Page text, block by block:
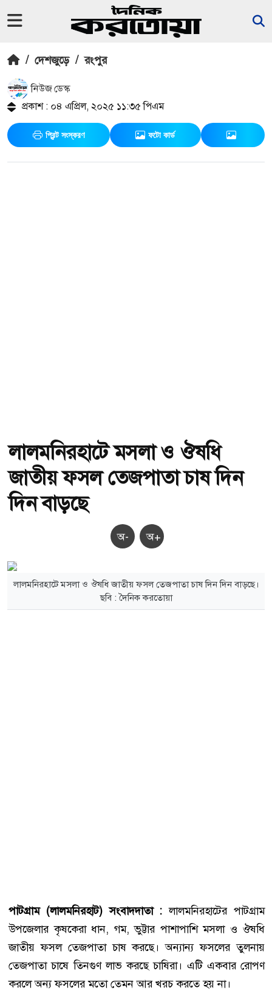
/ দেশজুড়ে / রংপুর
নিউজ ডেস্ক
প্রকাশ : ০৪ এপ্রিল, ২০২৫ ১১:৩৫ পিএম
প্রিন্ট সংস্করণ ফটো কার্ড
লালমনিরহাটে মসলা ও ঔষধি
জাতীয় ফসল তেজপাতা চাষ দিন
দিন বাড়ছে
অ- অ+
লালমনিরহাটে মসলা ও ঔষধি জাতীয় ফসল তেজপাতা চাষ দিন দিন বাড়ছে।
ছবি : দৈনিক করতোয়া
পাটগ্রাম (লালমনিরহাট) সংবাদদাতা : লালমনিরহাটের পাটগ্রাম
উপজেলার কৃষকেরা ধান, গম, ভুট্টার পাশাপাশি মসলা ও ঔষধি
জাতীয় ফসল তেজপাতা চাষ করছে। অন্যান্য ফসলের তুলনায়
তেজপাতা চাষে তিনগুণ লাভ করছে চাষিরা। এটি একবার রোপণ
করলে অন্য ফসলের মতো তেমন আর খরচ করতে হয় না।